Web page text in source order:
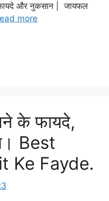
और नुकसान | जायफल
more
के फायदे,
Best
Ke Fayde.